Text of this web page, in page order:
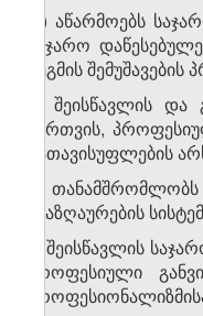
დ) აწარმოებს
საჯარო
გეგმის შემუშავების
ე) შეისწავლის
მართვის,
გათავისუფლების
ვ)
ანაზღაურების
ზ) შეისწავლის
პროფესიული